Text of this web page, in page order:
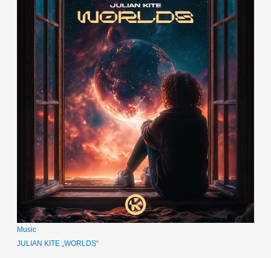
Music
JULIAN KITE „WORLDS“